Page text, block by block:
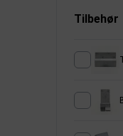
Tilbehør